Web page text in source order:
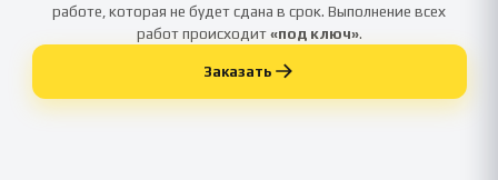
работе, которая не будет сдана в срок. Выполнение всех
работ происходит«под ключ».
Заказать